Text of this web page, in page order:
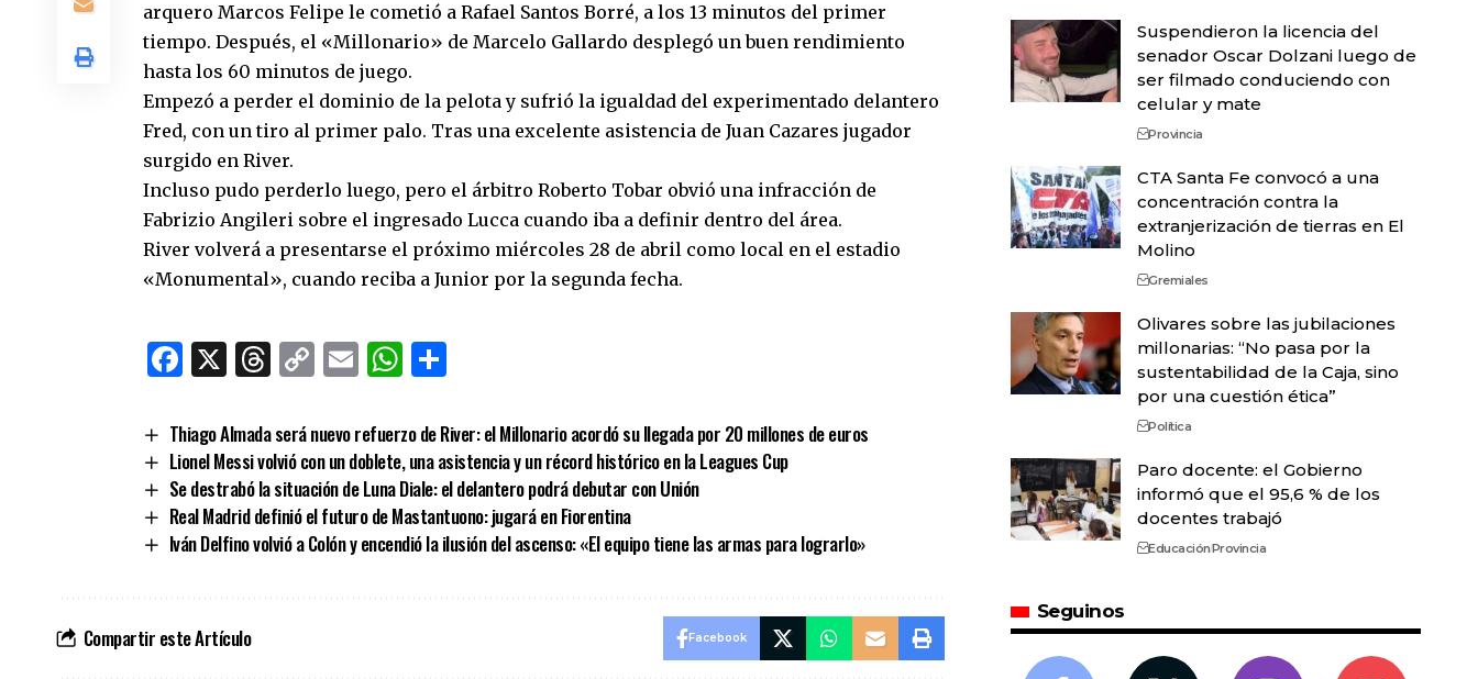
arquero Marcos Felipe le cometió a Rafael Santos Borré, a los 13 minutos del primer
tiempo. Después, el «Millonario» de Marcelo Gallardo desplegó un buen rendimiento
hasta los 60 minutos de juego.
Empezó a perder el dominio de la pelota y sufrió la igualdad del experimentado delantero
Fred, con un tiro al primer palo. Tras una excelente asistencia de Juan Cazares jugador
surgido en River.
Incluso pudo perderlo luego, pero el árbitro Roberto Tobar obvió una infracción de
Fabrizio Angileri sobre el ingresado Lucca cuando iba a definir dentro del área.
River volverá a presentarse el próximo miércoles 28 de abril como local en el estadio
«Monumental», cuando reciba a Junior por la segunda fecha.
Facebook
X Threads
CopyEmailWhatsApp
Thiago Almada será nuevo refuerzo de River: el Millonario acordó su llegada por 20 millones de euros
Lionel Messi volvió con un doblete, una asistencia y un récord histórico en la Leagues Cup
Se destrabó la situación de Luna Diale: el delantero podrá debutar con Unión
Real Madrid definió el futuro de Mastantuono: jugará en Fiorentina
Iván Delfino volvió a Colón y encendió la ilusión del ascenso: «El equipo tiene las armas para lograrlo»
Compartir este Artículo Facebook
Suspendieron la licencia del
senador Oscar Dolzani luego de
ser filmado conduciendo con
celular y mate
Provincia
CTA Santa Fe convocó a una
concentración contra la
extranjerización de tierras en El
Molino
Gremiales
Olivares sobre las jubilaciones
millonarias: “No pasa por la
sustentabilidad de la Caja, sino
por una cuestión ética”
Política
Paro docente: el Gobierno
informó que el 95,6 % de los
docentes trabajó
EducaciónProvincia
Seguinos